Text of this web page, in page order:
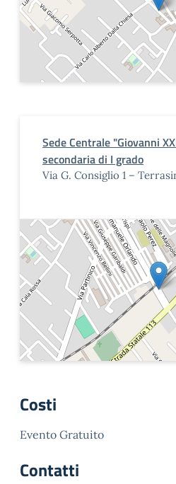
Sede Centrale "Giovanni
secondaria di I grado
Via G. Consiglio 1 –
Costi
Evento Gratuito
Contatti